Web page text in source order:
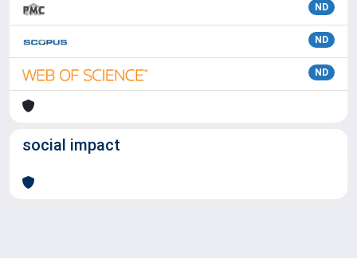
ND
ND
ND
social impact